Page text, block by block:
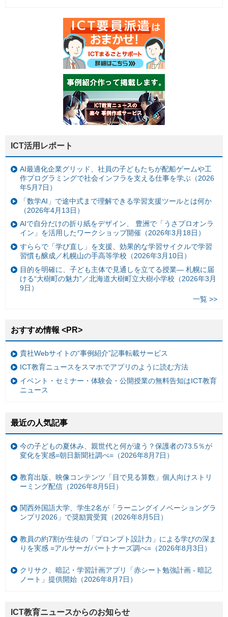
ICT活用レポート
AI最適化企業グリッド、社員の子どもたちが配船ゲームや工
作プログラミングで社会インフラを支える仕事を学ぶ（2026
年5月7日）
「数学AI」で途中式まで理解できる学習支援ツールとは何か
（2026年4月13日）
AIで自分だけの折り紙をデザイン、 豊洲で「うさプロオンラ
イン」を活用したワークショップ開催（2026年3月18日）
すららで「学び直し」を支援、効果的な学習サイクルで学習
習慣も醸成／札幌山の手高等学校（2026年3月10日）
目的を明確に、子ども主体で見通しを立てる授業— 札幌に届
ける“大樹町の魅力”／北海道大樹町立大樹小学校（2026年3月
9日）
一覧 >>
おすすめ情報 <PR>
貴社Webサイトの“事例紹介”記事転載サービス
ICT教育ニュースをスマホでアプリのように読む方法
イベント・セミナー・体験会・公開授業の無料告知はICT教育
ニュース
最近の人気記事
今の子どもの夏休み、親世代と何が違う？保護者の73.5％が
変化を実感=朝日新聞社調べ=（2026年8月7日）
教育出版、映像コンテンツ「目で見る算数」個人向けストリ
ーミング配信（2026年8月5日）
関西外国語大学、学生2名が「ラーニングイノベーショングラ
ンプリ2026」で奨励賞受賞（2026年8月5日）
教員の約7割が生徒の「プロンプト設計力」による学びの深ま
りを実感 =アルサーガパートナーズ調べ=（2026年8月3日）
クリサク、暗記・学習計画アプリ「赤シート勉強計画 - 暗記
ノート」提供開始（2026年8月7日）
ICT教育ニュースからのお知らせ